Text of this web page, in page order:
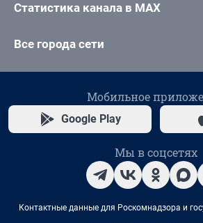
Статистика канала в MAX
Все города сети
Мобильное
Google Play
Мы в соцсетях
Контактные данные для Роскомнадзора и